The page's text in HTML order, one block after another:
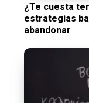
¿Te cuesta
estrategias
abandonar